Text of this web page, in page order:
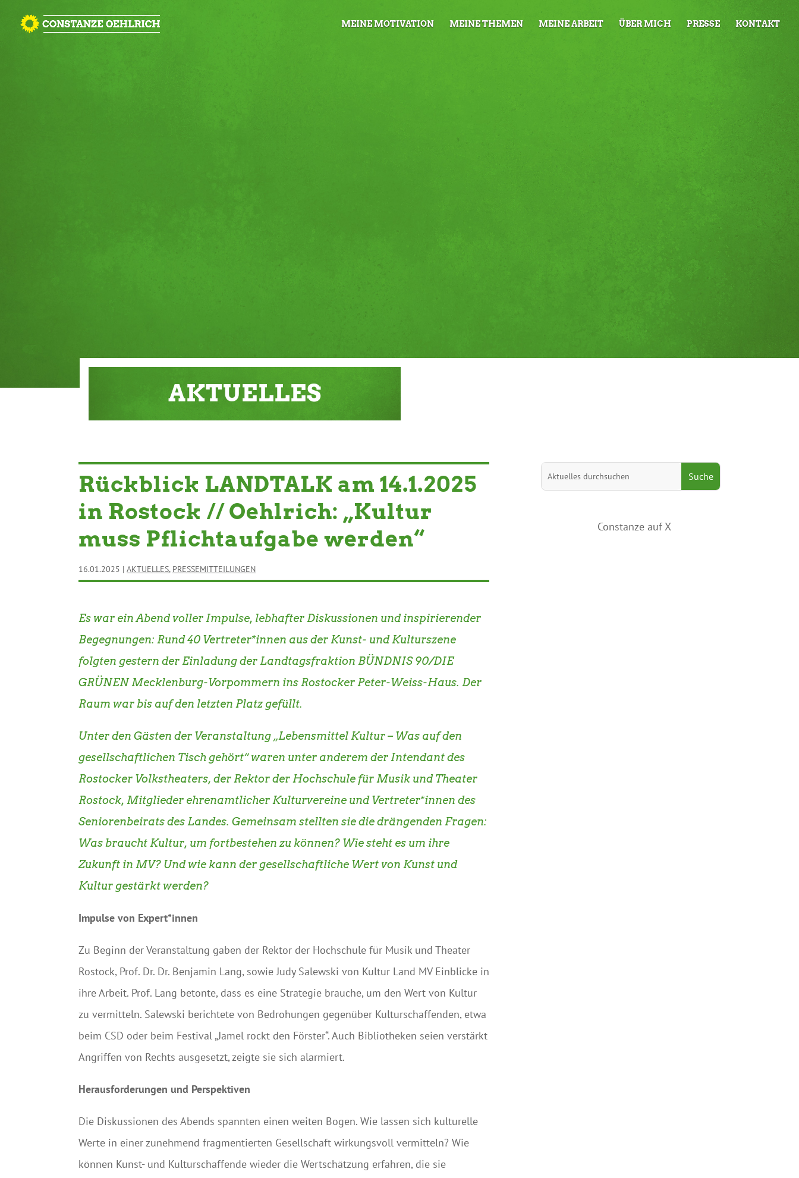
MEINE MOTIVATION MEINE THEMEN MEINE ARBEIT ÜBER MICH PRESSE KONTAKT
AKTUELLES
Rückblick LANDTALK am 14.1.2025
in Rostock // Oehlrich: „Kultur
muss Pflichtaufgabe werden“
16.01.2025 | AKTUELLES, PRESSEMITTEILUNGEN
Es war ein Abend voller Impulse, lebhafter Diskussionen und inspirierender
Begegnungen: Rund 40 Vertreter*innen aus der Kunst- und Kulturszene
folgten gestern der Einladung der Landtagsfraktion BÜNDNIS 90/DIE
GRÜNEN Mecklenburg-Vorpommern ins Rostocker Peter-Weiss-Haus. Der
Raum war bis auf den letzten Platz gefüllt.
Unter den Gästen der Veranstaltung „Lebensmittel Kultur – Was auf den
gesellschaftlichen Tisch gehört“ waren unter anderem der Intendant des
Rostocker Volkstheaters, der Rektor der Hochschule für Musik und Theater
Rostock, Mitglieder ehrenamtlicher Kulturvereine und Vertreter*innen des
Seniorenbeirats des Landes. Gemeinsam stellten sie die drängenden Fragen:
Was braucht Kultur, um fortbestehen zu können? Wie steht es um ihre
Zukunft in MV? Und wie kann der gesellschaftliche Wert von Kunst und
Kultur gestärkt werden?
Impulse von Expert*innen
Zu Beginn der Veranstaltung gaben der Rektor der Hochschule für Musik und Theater
Rostock, Prof. Dr. Dr. Benjamin Lang, sowie Judy Salewski von Kultur Land MV Einblicke in
ihre Arbeit. Prof. Lang betonte, dass es eine Strategie brauche, um den Wert von Kultur
zu vermitteln. Salewski berichtete von Bedrohungen gegenüber Kulturschaffenden, etwa
beim CSD oder beim Festival „Jamel rockt den Förster“. Auch Bibliotheken seien verstärkt
Angriffen von Rechts ausgesetzt, zeigte sie sich alarmiert.
Herausforderungen und Perspektiven
Die Diskussionen des Abends spannten einen weiten Bogen. Wie lassen sich kulturelle
Werte in einer zunehmend fragmentierten Gesellschaft wirkungsvoll vermitteln? Wie
können Kunst- und Kulturschaffende wieder die Wertschätzung erfahren, die sie
Suchen
nach:
Constanze auf X